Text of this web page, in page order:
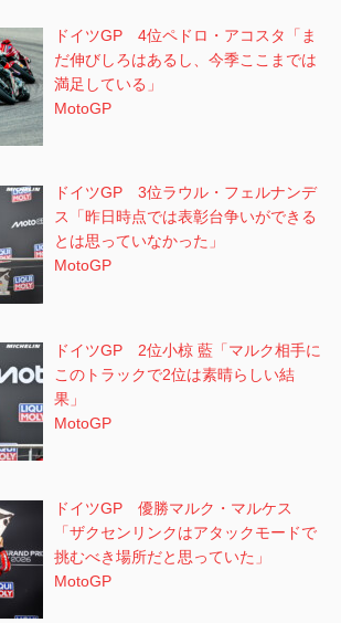
ドイツGP 4位ペドロ・アコスタ「ま
だ伸びしろはあるし、今季ここまでは
満足している」
MotoGP
ドイツGP 3位ラウル・フェルナンデ
ス「昨日時点では表彰台争いができる
とは思っていなかった」
MotoGP
ドイツGP 2位小椋 藍「マルク相手に
このトラックで2位は素晴らしい結
果」
MotoGP
ドイツGP 優勝マルク・マルケス
「ザクセンリンクはアタックモードで
挑むべき場所だと思っていた」
MotoGP